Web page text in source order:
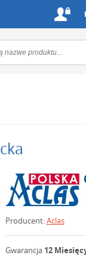
Producent:Aclas
Gwarancja 12